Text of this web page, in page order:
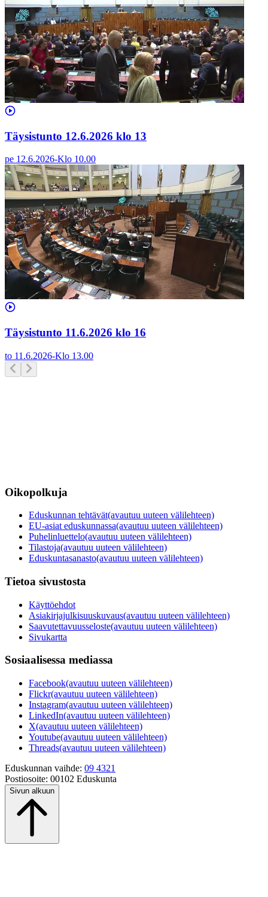
Täysistunto 12.6.2026 klo 13
pe 12.6.2026-Klo 10.00
Täysistunto 11.6.2026 klo 16
to 11.6.2026-Klo 13.00
Oikopolkuja
Eduskunnan tehtävät(avautuu uuteen välilehteen)
EU-asiat eduskunnassa(avautuu uuteen välilehteen)
Puhelinluettelo(avautuu uuteen välilehteen)
Tilastoja(avautuu uuteen välilehteen)
Eduskuntasanasto(avautuu uuteen välilehteen)
Tietoa sivustosta
Käyttöehdot
Asiakirjajulkisuuskuvaus(avautuu uuteen välilehteen)
Saavutettavuusseloste(avautuu uuteen välilehteen)
Sivukartta
Sosiaalisessa mediassa
Facebook(avautuu uuteen välilehteen)
Flickr(avautuu uuteen välilehteen)
Instagram(avautuu uuteen välilehteen)
LinkedIn(avautuu uuteen välilehteen)
X(avautuu uuteen välilehteen)
Youtube(avautuu uuteen välilehteen)
Threads(avautuu uuteen välilehteen)
Eduskunnan vaihde: 09 4321
Postiosoite: 00102 Eduskunta
Sivun alkuun